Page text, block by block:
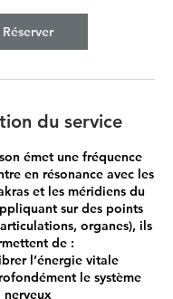
Réserver
du service
émet une fréquence
en résonance avec les
et les méridiens du
sur des points
organes), ils
de :
l’énergie vitale
le système
nerveux